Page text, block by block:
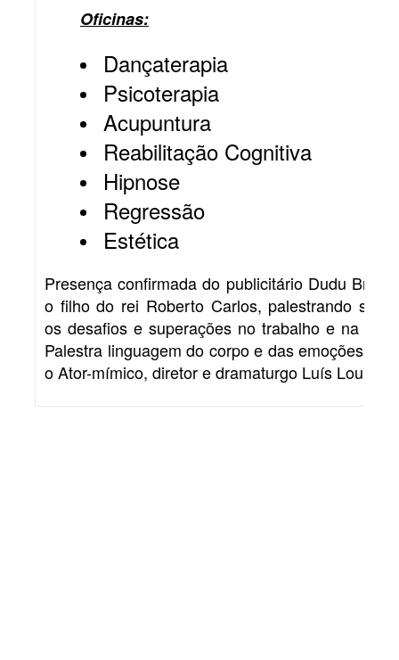
Oficinas:
Dançaterapia
Psicoterapia
Acupuntura
Reabilitação Cognitiva
Hipnose
Regressão
Estética
Presença confirmada do publicitário Dudu Braga,
o filho do rei Roberto Carlos, palestrando sobre
os desafios e superações no trabalho e na vida.
Palestra linguagem do corpo e das emoções com
o Ator-mímico, diretor e dramaturgo Luís Louis.